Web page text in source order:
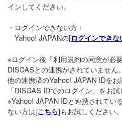
インしてください。
・ログインできない方：
Yahoo! JAPANの[ログインできな
※ログイン後「利用規約の同意が必
DISCASとの連携がされていません。
他の連携済のYahoo! JAPAN IDを
「DISCAS IDでのログイン」をお試
※Yahoo! JAPAN IDと連携されてい
ない方は[こちら]もお試しください。